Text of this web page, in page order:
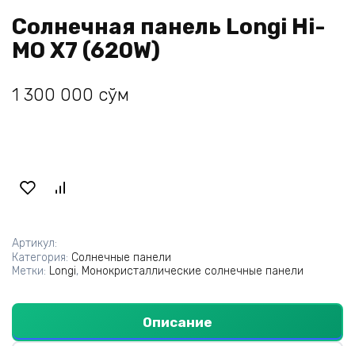
Солнечная панель Longi Hi-
MO X7 (620W)
1 300 000 сўм
Артикул:
Категория: Солнечные панели
Метки: Longi, Монокристаллические солнечные панели
Описание